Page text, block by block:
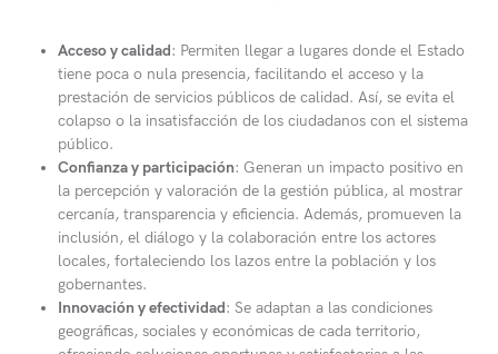
Acceso y calidad: Permiten llegar a lugares donde el Estado
tiene poca o nula presencia, facilitando el acceso y la
prestación de servicios públicos de calidad. Así, se evita el
colapso o la insatisfacción de los ciudadanos con el sistema
público.
Confianza y participación: Generan un impacto positivo en
la percepción y valoración de la gestión pública, al mostrar
cercanía, transparencia y eficiencia. Además, promueven la
inclusión, el diálogo y la colaboración entre los actores
locales, fortaleciendo los lazos entre la población y los
gobernantes.
Innovación y efectividad: Se adaptan a las condiciones
geográficas, sociales y económicas de cada territorio,